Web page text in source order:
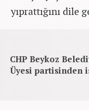
yıprattığını dile
CHP Beykoz
Üyesi partisinden